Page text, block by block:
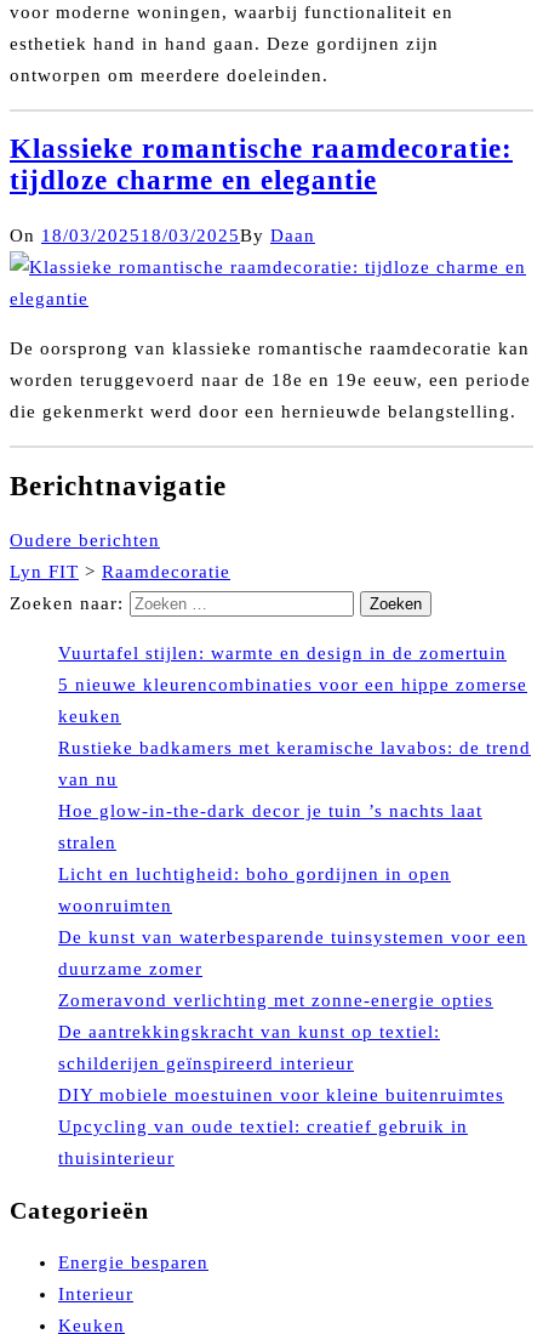
voor moderne woningen, waarbij functionaliteit en
esthetiek hand in hand gaan. Deze gordijnen zijn
ontworpen om meerdere doeleinden.
Klassieke romantische raamdecoratie:
tijdloze charme en elegantie
On 18/03/202518/03/2025By Daan
De oorsprong van klassieke romantische raamdecoratie kan
worden teruggevoerd naar de 18e en 19e eeuw, een periode
die gekenmerkt werd door een hernieuwde belangstelling.
Berichtnavigatie
Oudere berichten
Lyn FIT > Raamdecoratie
Zoeken naar:
Vuurtafel stijlen: warmte en design in de zomertuin
5 nieuwe kleurencombinaties voor een hippe zomerse
keuken
Rustieke badkamers met keramische lavabos: de trend
van nu
Hoe glow-in-the-dark decor je tuin ’s nachts laat
stralen
Licht en luchtigheid: boho gordijnen in open
woonruimten
De kunst van waterbesparende tuinsystemen voor een
duurzame zomer
Zomeravond verlichting met zonne-energie opties
De aantrekkingskracht van kunst op textiel:
schilderijen geïnspireerd interieur
DIY mobiele moestuinen voor kleine buitenruimtes
Upcycling van oude textiel: creatief gebruik in
thuisinterieur
Categorieën
Energie besparen
Interieur
Keuken